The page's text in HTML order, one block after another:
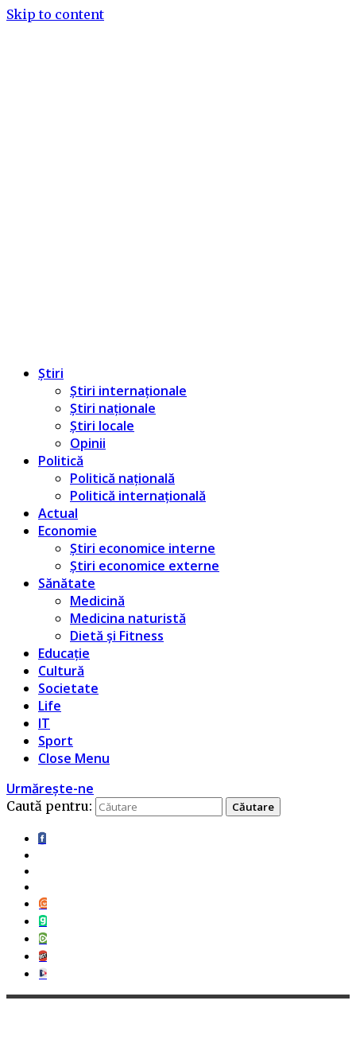
Skip to content
Știri
Știri internaționale
Știri naționale
Știri locale
Opinii
Politică
Politică națională
Politică internațională
Actual
Economie
Știri economice interne
Știri economice externe
Sănătate
Medicină
Medicina naturistă
Dietă și Fitness
Educație
Cultură
Societate
Life
IT
Sport
Close Menu
Urmărește-ne
Caută pentru: